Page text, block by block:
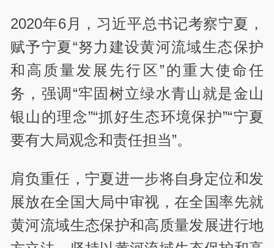
2020年6月，习近平总书记考察宁夏，
赋予宁夏“努力建设黄河流域生态保护
和高质量发展先行区”的重大使命任
务，强调“牢固树立绿水青山就是金山
银山的理念”“抓好生态环境保护”“宁夏
要有大局观念和责任担当”。
肩负重任，宁夏进一步将自身定位和发
展放在全国大局中审视，在全国率先就
黄河流域生态保护和高质量发展进行地